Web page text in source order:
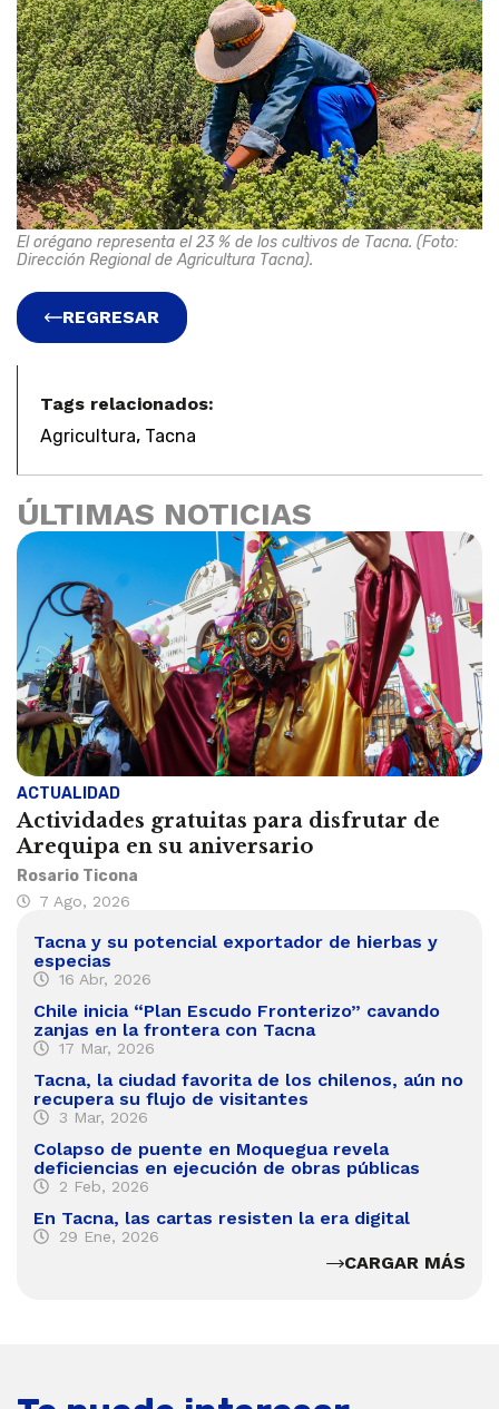
El orégano representa el 23 % de los cultivos de Tacna. (Foto:
Dirección Regional de Agricultura Tacna).
REGRESAR
Tags relacionados:
Agricultura, Tacna
ÚLTIMAS NOTICIAS
ACTUALIDAD
Actividades gratuitas para disfrutar de
Arequipa en su aniversario
Rosario Ticona
7 Ago, 2026
Tacna y su potencial exportador de hierbas y
especias
16 Abr, 2026
Chile inicia “Plan Escudo Fronterizo” cavando
zanjas en la frontera con Tacna
17 Mar, 2026
Tacna, la ciudad favorita de los chilenos, aún no
recupera su flujo de visitantes
3 Mar, 2026
Colapso de puente en Moquegua revela
deficiencias en ejecución de obras públicas
2 Feb, 2026
En Tacna, las cartas resisten la era digital
29 Ene, 2026
CARGAR MÁS